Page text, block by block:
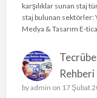
karşılıklar sunan staj
staj bulunan sektörler:
Medya & Tasarım E-
Rehberi
byadmin on 17 Şubat